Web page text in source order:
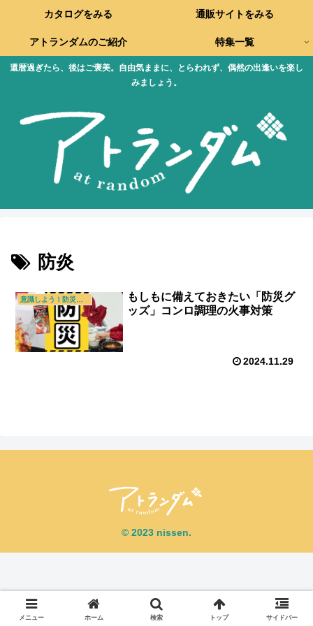
還暦過ぎたら、後はご褒美。自由気ままに、とらわれず、偶然の出逢いを楽し
みましょう。
カタログをみる 通販サイトをみる
アトランダムのご紹介 特集一覧
防炎
もしもに備えておきたい「防災グ
ッズ」コンロ調理の火事対策
2024.11.29
© 2023 nissen.
メニュー ホーム 検索 トップ サイドバー